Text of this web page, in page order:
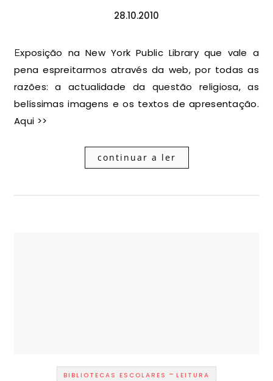
28.10.2010
Exposição na New York Public Library que vale a
pena espreitarmos através da web, por todas as
razões: a actualidade da questão religiosa, as
belíssimas imagens e os textos de apresentação.
Aqui >>
continuar a ler
BIBLIOTECAS ESCOLARES - LEITURA